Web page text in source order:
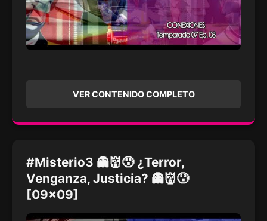
VER CONTENIDO COMPLETO
#Misterio3 👻👹😰 ¿Terror,
Venganza, Justicia? 👻👹😰
[09x09]